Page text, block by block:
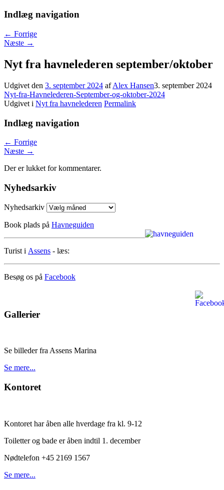
Indlæg navigation
← Forrige
Næste →
Nyt fra havnelederen september/oktober
Udgivet den 3. september 2024 afAlex Hansen3. september 2024
Nyt-fra-Havnelederen-September-og-oktober-2024
Udgivet i Nyt fra havnelederen Permalink
Indlæg navigation
← Forrige
Næste →
Der er lukket for kommentarer.
Nyhedsarkiv
Nyhedsarkiv
Book plads på Havneguiden
Turist i Assens - læs:
Besøg os på Facebook
Gallerier
Se billeder fra Assens Marina
Se mere...
Kontoret
Kontoret har åben alle hverdage fra kl. 9-12
Toiletter og bade er åben indtil 1. december
Nødtelefon +45 2169 1567
Se mere...